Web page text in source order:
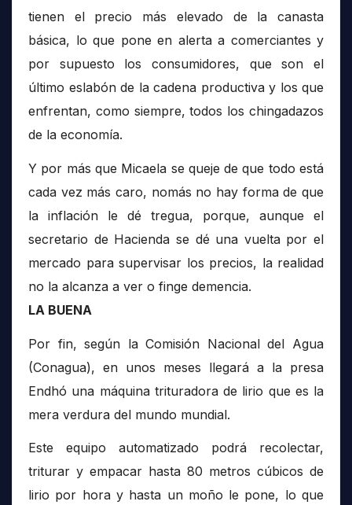
tienen el precio más elevado de la canasta
básica, lo que pone en alerta a comerciantes y
por supuesto los consumidores, que son el
último eslabón de la cadena productiva y los que
enfrentan, como siempre, todos los chingadazos
de la economía.
Y por más que Micaela se queje de que todo está
cada vez más caro, nomás no hay forma de que
la inflación le dé tregua, porque, aunque el
secretario de Hacienda se dé una vuelta por el
mercado para supervisar los precios, la realidad
no la alcanza a ver o finge demencia.
LA BUENA
Por fin, según la Comisión Nacional del Agua
(Conagua), en unos meses llegará a la presa
Endhó una máquina trituradora de lirio que es la
mera verdura del mundo mundial.
Este equipo automatizado podrá recolectar,
triturar y empacar hasta 80 metros cúbicos de
lirio por hora y hasta un moño le pone, lo que